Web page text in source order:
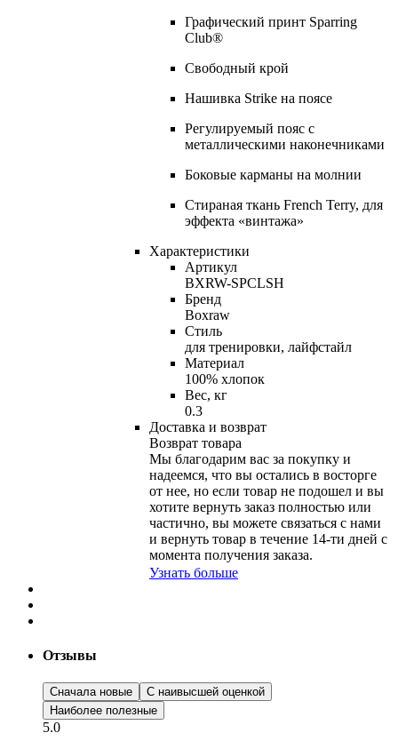
Графический принт Sparring
Club®
Свободный крой
Нашивка Strike на поясе
Регулируемый пояс с
металлическими наконечниками
Боковые карманы на молнии
Стираная ткань French Terry, для
эффекта «винтажа»
Характеристики
Артикул
BXRW-SPCLSH
Бренд
Boxraw
Стиль
для тренировки, лайфстайл
Материал
100% хлопок
Вес, кг
0.3
Доставка и возврат
Возврат товара
Мы благодарим вас за покупку и
надеемся, что вы остались в восторге
от нее, но если товар не подошел и вы
хотите вернуть заказ полностью или
частично, вы можете связаться с нами
и вернуть товар в течение 14-ти дней с
момента получения заказа.
Узнать больше
Отзывы
Сначала новые
С наивысшей оценкой
Наиболее полезные
5.0